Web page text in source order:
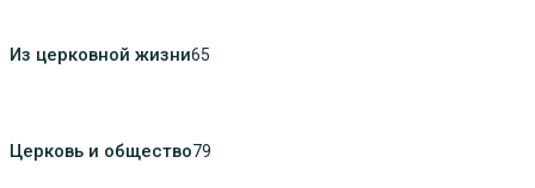
Из церковной жизни65
Церковь и общество79